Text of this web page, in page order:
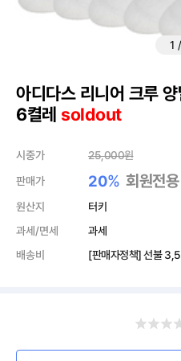
1 /
아디다스 리니어 크루
6켤레 soldout
시중가 25,000원
판매가
20% 회원전용
원산지
터키
과세/면세
과세
배송비
[판매자정책] 선불